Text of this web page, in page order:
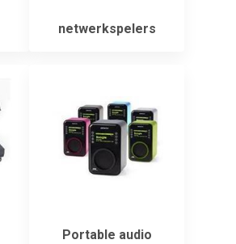
netwerkspelers
Portable audio